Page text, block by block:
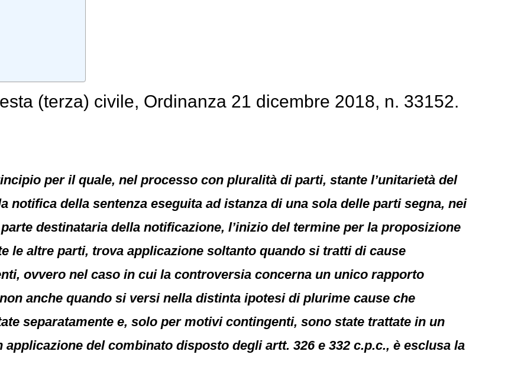
(terza) civile, Ordinanza 21 dicembre 2018, n. 33152.
per il quale, nel processo con pluralità di parti, stante l’unitarietà del
notifica della sentenza eseguita ad istanza di una sola delle parti segna, nei
destinataria della notificazione, l’inizio del termine per la proposizione
le altre parti, trova applicazione soltanto quando si tratti di cause
ovvero nel caso in cui la controversia concerna un unico rapporto
anche quando si versi nella distinta ipotesi di plurime cause che
separatamente e, solo per motivi contingenti, sono state trattate in un
del combinato disposto degli artt. 326 e 332 c.p.c., è esclusa la